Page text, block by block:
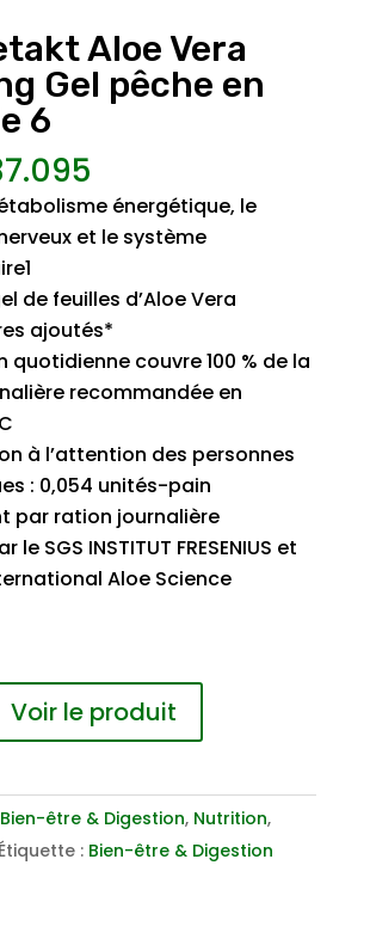
Aloe Vera
Gel pêche en
6
énergétique, le
et le système
de feuilles d’Aloe Vera
ajoutés*
quotidienne couvre 100 % de la
recommandée en
à l’attention des personnes
: 0,054 unités-pain
par ration journalière
le SGS INSTITUT FRESENIUS et
Aloe Science
Voir le produit
Bien-être & Digestion, Nutrition,
Étiquette : Bien-être & Digestion